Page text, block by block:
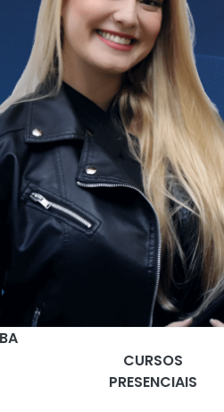
CURSOS
PRESENCIAIS